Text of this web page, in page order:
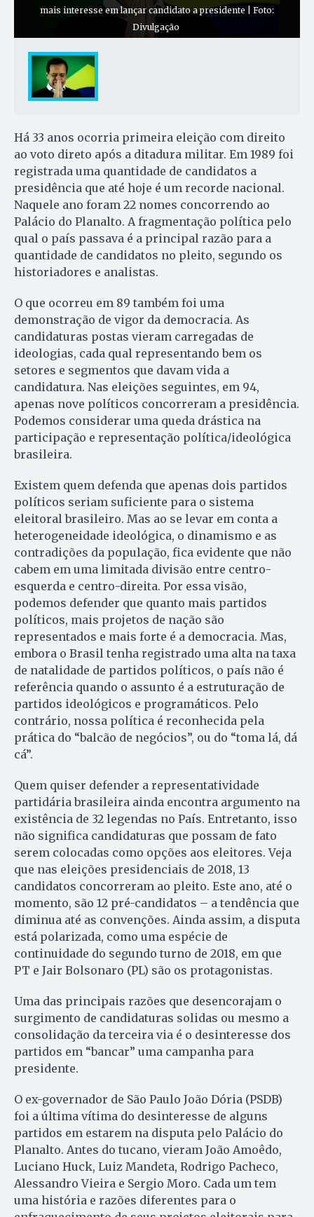
mais interesse em lançar candidato a presidente | Foto:
Divulgação
Há 33 anos ocorria primeira eleição com direito
ao voto direto após a ditadura militar. Em 1989 foi
registrada uma quantidade de candidatos a
presidência que até hoje é um recorde nacional.
Naquele ano foram 22 nomes concorrendo ao
Palácio do Planalto. A fragmentação política pelo
qual o país passava é a principal razão para a
quantidade de candidatos no pleito, segundo os
historiadores e analistas.
O que ocorreu em 89 também foi uma
demonstração de vigor da democracia. As
candidaturas postas vieram carregadas de
ideologias, cada qual representando bem os
setores e segmentos que davam vida a
candidatura. Nas eleições seguintes, em 94,
apenas nove políticos concorreram a presidência.
Podemos considerar uma queda drástica na
participação e representação política/ideológica
brasileira.
Existem quem defenda que apenas dois partidos
políticos seriam suficiente para o sistema
eleitoral brasileiro. Mas ao se levar em conta a
heterogeneidade ideológica, o dinamismo e as
contradições da população, fica evidente que não
cabem em uma limitada divisão entre centro-
esquerda e centro-direita. Por essa visão,
podemos defender que quanto mais partidos
políticos, mais projetos de nação são
representados e mais forte é a democracia. Mas,
embora o Brasil tenha registrado uma alta na taxa
de natalidade de partidos políticos, o país não é
referência quando o assunto é a estruturação de
partidos ideológicos e programáticos. Pelo
contrário, nossa política é reconhecida pela
prática do “balcão de negócios”, ou do “toma lá, dá
cá”.
Quem quiser defender a representatividade
partidária brasileira ainda encontra argumento na
existência de 32 legendas no País. Entretanto, isso
não significa candidaturas que possam de fato
serem colocadas como opções aos eleitores. Veja
que nas eleições presidenciais de 2018, 13
candidatos concorreram ao pleito. Este ano, até o
momento, são 12 pré-candidatos – a tendência que
diminua até as convenções. Ainda assim, a disputa
está polarizada, como uma espécie de
continuidade do segundo turno de 2018, em que
PT e Jair Bolsonaro (PL) são os protagonistas.
Uma das principais razões que desencorajam o
surgimento de candidaturas solidas ou mesmo a
consolidação da terceira via é o desinteresse dos
partidos em “bancar” uma campanha para
presidente.
O ex-governador de São Paulo João Dória (PSDB)
foi a última vítima do desinteresse de alguns
partidos em estarem na disputa pelo Palácio do
Planalto. Antes do tucano, vieram João Amoêdo,
Luciano Huck, Luiz Mandeta, Rodrigo Pacheco,
Alessandro Vieira e Sergio Moro. Cada um tem
uma história e razões diferentes para o